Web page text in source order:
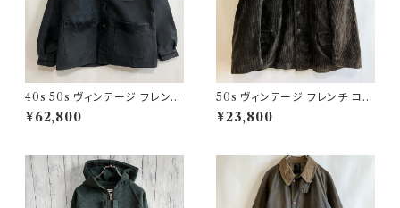
40s 50s ヴィンテージ フレンチ
Vポケ ブラックモールスキンジャ
ケット カバーオール
¥62,800
50s ヴィンテージ フレンチ コー
デュロイジャケット ビンテージ
ファーマーズジャケット
¥23,800